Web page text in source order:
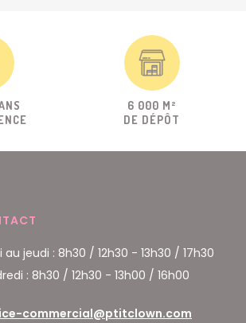
6 000 M²
DE DÉPÔT
au jeudi : 8h30 / 12h30 - 13h30 / 17h30
: 8h30 / 12h30 - 13h00 / 16h00
commercial@ptitclown.com